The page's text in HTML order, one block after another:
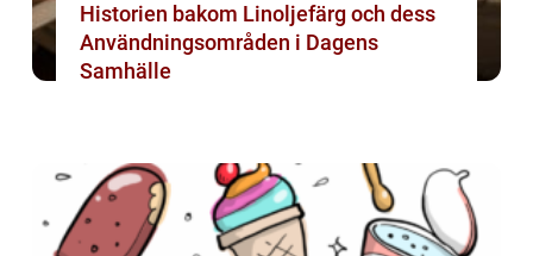
Historien bakom Linoljefärg och dess
Användningsområden i Dagens
Samhälle